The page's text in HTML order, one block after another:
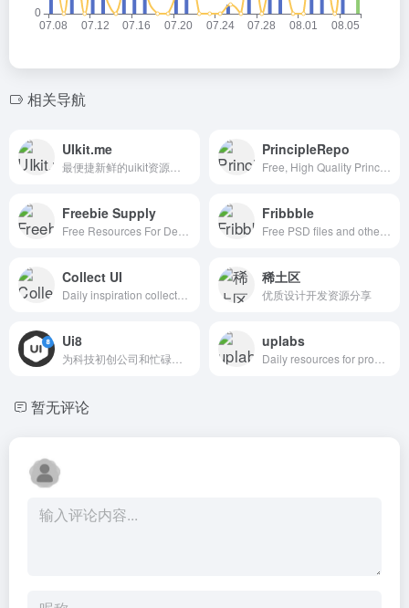
相关导航
UIkit.me PrincipleRepo
Freebie Supply Fribbble
Collect UI 稀土区
优质设计开发资源分享
Ui8 uplabs
暂无评论